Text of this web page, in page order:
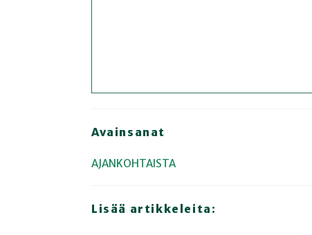
Avainsanat
AJANKOHTAISTA
Lisää artikkeleita: